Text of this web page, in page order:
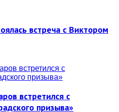
встреча с Виктором
встретился с
призыва»